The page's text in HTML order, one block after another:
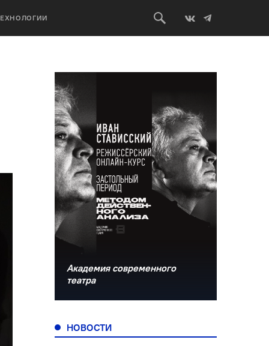
Академия современного
театра
НОВОСТИ